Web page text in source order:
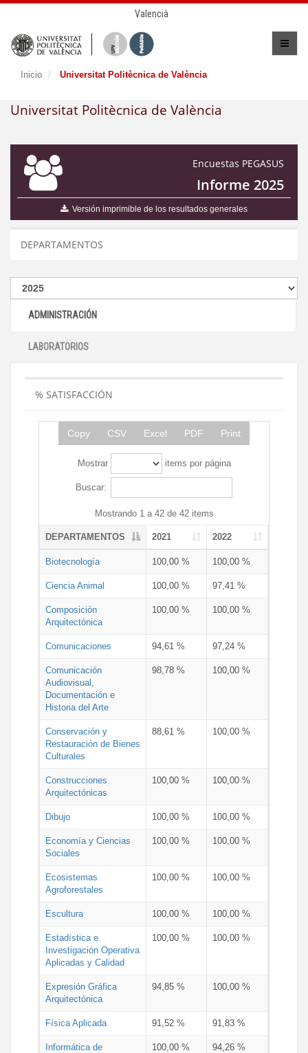
Valencià
Inicio Universitat Politècnica de València
Universitat Politècnica de València
Encuestas PEGASUS
Informe 2025
Versión imprimible de los resultados generales
DEPARTAMENTOS
ADMINISTRACIÓN
LABORATORIOS
% SATISFACCIÓN
Copy CSV Excel PDF Print
Mostrar items por página
Buscar:
Mostrando 1 a 42 de 42 items
DEPARTAMENTOS 2021 2022
Biotecnología 100,00 % 100,00 %
Ciencia Animal 100,00 % 97,41 %
Composición
Arquitectónica
100,00 % 100,00 %
Comunicaciones 94,61 % 97,24 %
Comunicación
Audiovisual,
Documentación e
Historia del Arte
98,78 % 100,00 %
Conservación y
Restauración de Bienes
Culturales
88,61 % 100,00 %
Construcciones
Arquitectónicas
100,00 % 100,00 %
Dibujo 100,00 % 100,00 %
Economía y Ciencias
Sociales
100,00 % 100,00 %
Ecosistemas
Agroforestales
100,00 % 100,00 %
Escultura 100,00 % 100,00 %
Estadística e
Investigación Operativa
Aplicadas y Calidad
100,00 % 100,00 %
Expresión Gráfica
Arquitectónica
94,85 % 100,00 %
Física Aplicada 91,52 % 91,83 %
Informática de
100,00 % 94,26 %